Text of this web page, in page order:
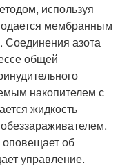
используя
мембранным
азота
общей
накопителем с
жидкость
оповещает об
управление.